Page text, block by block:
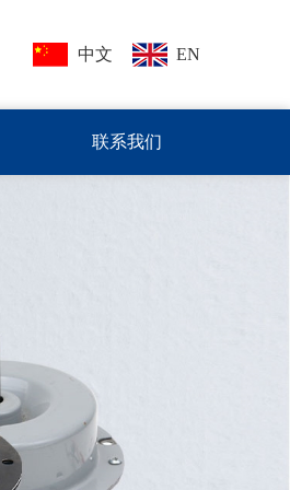
中文 EN
联系我们